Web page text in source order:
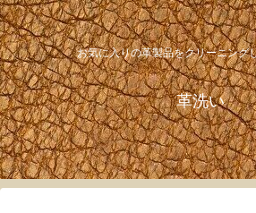
お気に入りの革製品をクリーニング
革洗い